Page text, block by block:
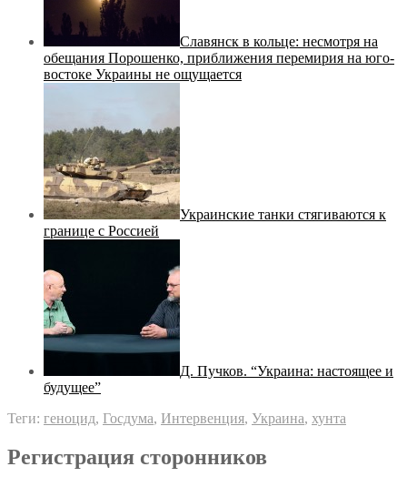
Славянск в кольце: несмотря на
обещания Порошенко, приближения перемирия на юго-
востоке Украины не ощущается
Украинские танки стягиваются к
границе с Россией
Д. Пучков. “Украина: настоящее и
будущее”
Теги: геноцид, Госдума, Интервенция, Украина, хунта
Регистрация сторонников